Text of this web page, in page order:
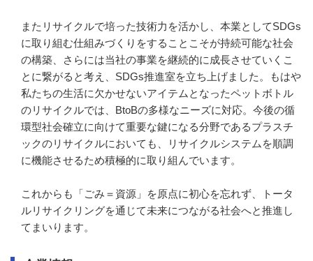
またリサイクルで培った技術力を活かし、本業としてSDGs
に取り組む仕組みづくりをすることこそが持続可能な社会
の構築、さらには当社の事業を継続的に成長させていくこ
とに繋がると考え、SDGs推進室を立ち上げました。もはや
私たちの生活に欠かせないアイテムとなったペットボトル
のリサイクルでは、BtoBの多様なニーズに対応。今後の循
環型社会確立に向けて重要な鍵になる分野であるプラスチ
ックのリサイクルにおいても、リサイクルシステムを順調
に機能させるため積極的に取り組んでいます。
これからも「ごみ＝資源」を原点に初心を忘れず、トータ
ルリサイクリングを通じて未来につながる社会へと推進し
てまいります。